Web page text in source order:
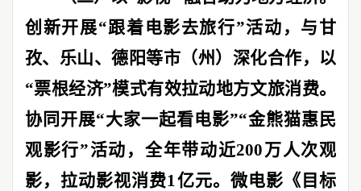
创新开展“跟着电影去旅行”活动，与甘
孜、乐山、德阳等市（州）深化合作，以
“票根经济”模式有效拉动地方文旅消费。
协同开展“大家一起看电影”“金熊猫惠民
观影行”活动，全年带动近200万人次观
影，拉动影视消费1亿元。微电影《目标